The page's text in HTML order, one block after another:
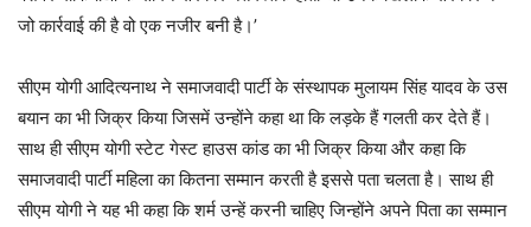
जो कार्रवाई की है वो एक नजीर बनी है।’
सीएम योगी आदित्यनाथ ने समाजवादी पार्टी के संस्थापक मुलायम सिंह यादव के उस
बयान का भी जिक्र किया जिसमें उन्होंने कहा था कि लड़के हैं गलती कर देते हैं।
साथ ही सीएम योगी स्टेट गेस्ट हाउस कांड का भी जिक्र किया और कहा कि
समाजवादी पार्टी महिला का कितना सम्मान करती है इससे पता चलता है। साथ ही
सीएम योगी ने यह भी कहा कि शर्म उन्हें करनी चाहिए जिन्होंने अपने पिता का सम्मान